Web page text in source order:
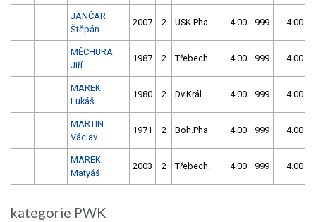
JANČAR
Štěpán
2007 2 USK Pha 4.00 999 4.00
MĚCHURA
Jiří
1987 2 Třebech. 4.00 999 4.00
MAREK
Lukáš
1980 2 Dv.Král. 4.00 999 4.00
MARTIN
Václav
1971 2 Boh.Pha 4.00 999 4.00
MAREK
Matyáš
2003 2 Třebech. 4.00 999 4.00
kategorie PWK